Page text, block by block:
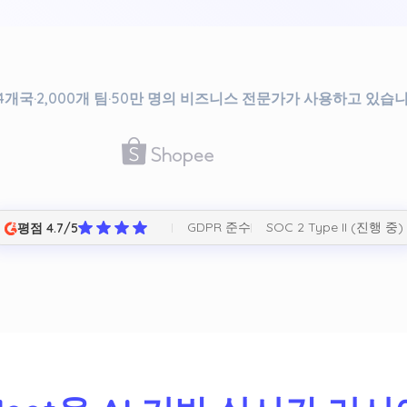
개국·2,000개 팀·50만 명의 비즈니스 전문가가 사용하고 있습
평점 4.7/5 GDPR 준수 SOC 2 Type II (진행 중)